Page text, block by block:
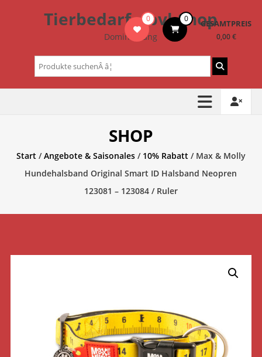
Tierbedarf – bvl-Shop
Dominik Lang
0 0 GESAMTPREIS
0,00 €
Suchen
nach:
SHOP
Start/Angebote & Saisonales/ 10% Rabatt/ Max & Molly
Hundehalsband Original Smart ID Halsband Neopren
123081 – 123084 / Ruler